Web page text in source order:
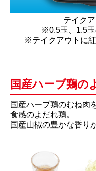
テイク
※0.5玉、1.5玉
※テイクアウトに
国産ハーブ鶏の
国産ハーブ鶏のむね肉
食感のよだれ鶏。
国産山椒の豊かな香り